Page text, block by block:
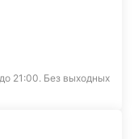
21:00. Без выходных